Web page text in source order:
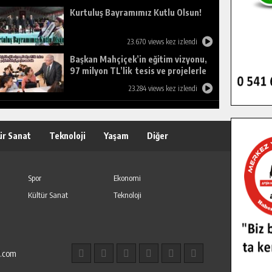
Kurtuluş Bayramımız Kutlu Olsun!
23.670 views kez izlendi
Başkan Mahçiçek’in eğitim vizyonu,
97 milyon TL’lik tesis ve projelerle
23.284 views kez izlendi
Sanat Teknoloji Yaşam Diğer
Spor
Ekonomi
Kültür Sanat
Teknoloji